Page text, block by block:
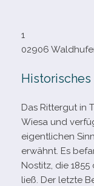
1
02906
Historisches
Das Rittergut in
Wiesa und
eigent­li­chen
erwähnt. Es
Nostitz, die
ließ. Der letzte